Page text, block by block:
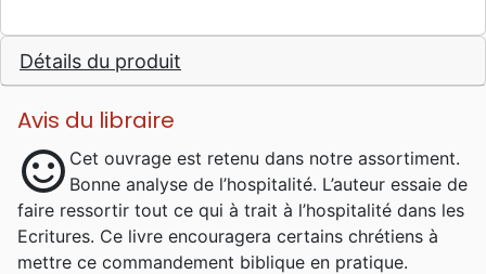
Détails du produit
Avis du libraire
sentiment_satisfied Cet ouvrage est retenu dans notre assortiment.
Bonne analyse de l’hospitalité. L’auteur essaie de
faire ressortir tout ce qui à trait à l’hospitalité dans les
Ecritures. Ce livre encouragera certains chrétiens à
mettre ce commandement biblique en pratique.